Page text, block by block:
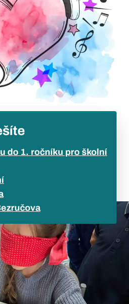
do 1. ročníku pro školní